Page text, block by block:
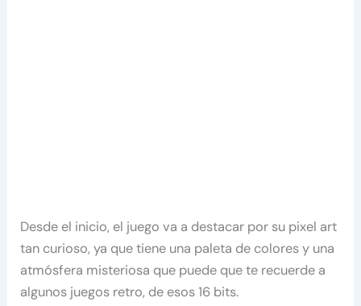
Desde el inicio, el juego va a destacar por su pixel art
tan curioso, ya que tiene una paleta de colores y una
atmósfera misteriosa que puede que te recuerde a
algunos juegos retro, de esos 16 bits.